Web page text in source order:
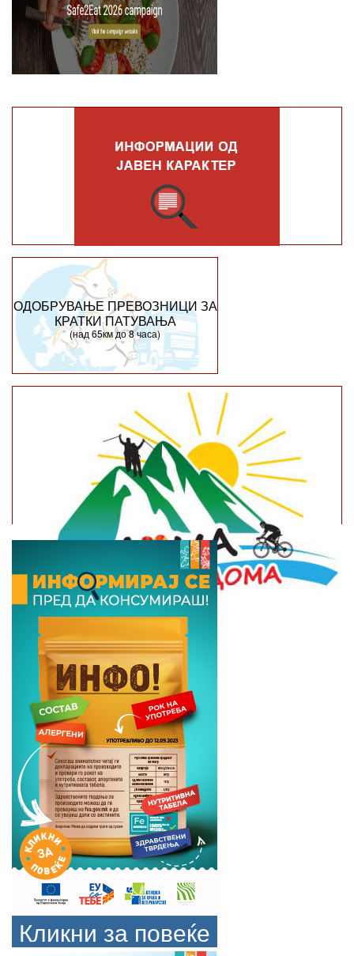
ОДОБРУВАЊЕ ПРЕВОЗНИЦИ ЗА
КРАТКИ ПАТУВАЊА
(над 65км до 8 часа)
Кликни за повеќе